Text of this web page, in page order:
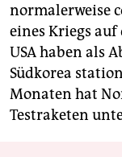
normalerweise
eines Kriegs
USA haben als
Südkorea
Monaten hat
Testraketen